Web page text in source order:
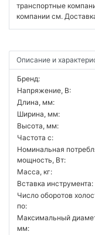
транспортные
компании см.
Описание и
Бренд:
Напряжение, В:
Длина, мм:
Ширина, мм:
Высота, мм:
Частота с:
Номинальная
мощность, Вт:
Масса, кг:
Вставка инструмента:
Число оборотов
по:
Максимальный
мм: